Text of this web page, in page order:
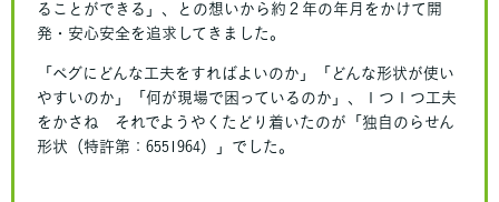
ることができる」、との想いから約２年の年月をかけて開
発・安心安全を追求してきました。
「ペグにどんな工夫をすればよいのか」「どんな形状が使い
やすいのか」「何が現場で困っているのか」、１つ１つ工夫
をかさね それでようやくたどり着いたのが「独自のらせん
形状（特許第：6551964）」でした。